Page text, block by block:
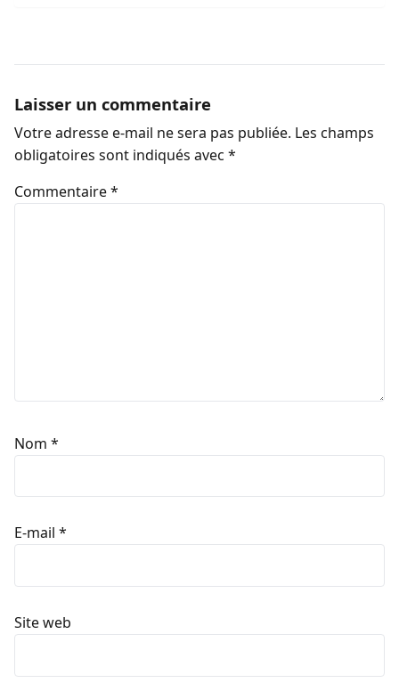
Laisser un commentaire
Votre adresse e-mail ne sera pas publiée. Les champs
obligatoires sont indiqués avec *
Commentaire*
Nom *
E-mail *
Site web